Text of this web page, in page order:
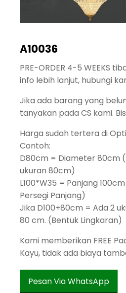
A10036
PRE-ORDER 4-5 WEEKS
info lebih lanjut, hubungi
Jika ada barang yang
tanyakan pada CS kami.
Harga sudah tertera di
Contoh:
D80cm = Diameter 80cm
ukuran 80cm)
L100*W35 = Panjang
Persegi Panjang)
Jika D100+80cm = Ada 2
80 cm. (Bentuk Lingkaran)
Kami memberikan FREE
Kayu, tidak ada biaya
Pesan Via WhatsApp